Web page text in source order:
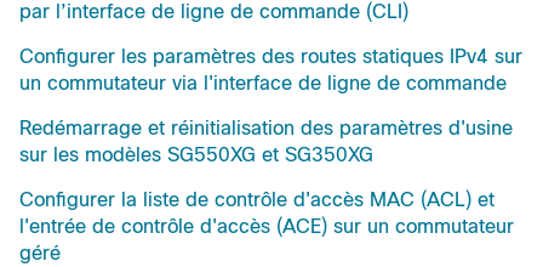
par l’interface de ligne de commande (CLI)
Configurer les paramètres des routes statiques IPv4 sur
un commutateur via l'interface de ligne de commande
Redémarrage et réinitialisation des paramètres d'usine
sur les modèles SG550XG et SG350XG
Configurer la liste de contrôle d'accès MAC (ACL) et
l'entrée de contrôle d'accès (ACE) sur un commutateur
géré